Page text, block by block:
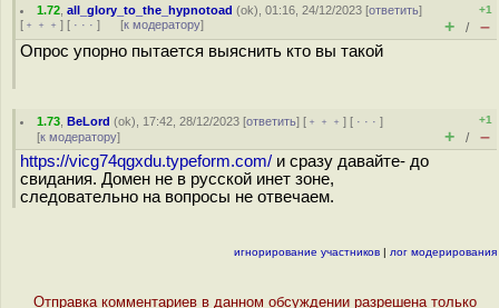
1.72 ,all_glory_to_the_hypnotoad (ok), 01:16, 24/12/2023 [ответить]
[ ﹢﹢﹢ ] [ · · · ] [к модератору]
+1
+ / –
Опрос упорно пытается выяснить кто вы такой
1.73 ,BeLord (ok), 17:42, 28/12/2023 [ответить] [ ﹢﹢﹢] [ · · ·]
[к модератору]
+1
+ / –
https://vicg74qgxdu.typeform.com/ и сразу давайте- до
свидания. Домен не в русской инет зоне,
следовательно на вопросы не отвечаем.
игнорирование участников | лог модерирования
Отправка комментариев в данном обсуждении разрешена только